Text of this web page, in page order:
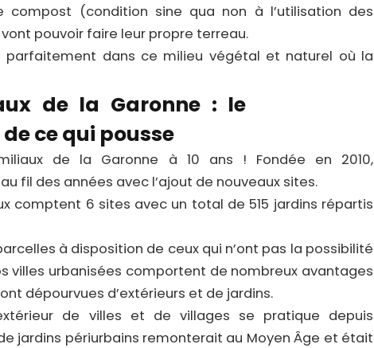
compost (condition sine qua non à l’utilisation des
pouvoir faire leur propre terreau.
dans ce milieu végétal et naturel où la
de la Garonne : le
ce qui pousse
de la Garonne à 10 ans ! Fondée en 2010,
fil des années avec l’ajout de nouveaux sites.
comptent 6 sites avec un total de 515 jardins répartis
à disposition de ceux qui n’ont pas la possibilité
villes urbanisées comportent de nombreux avantages
dépourvues d’extérieurs et de jardins.
de villes et de villages se pratique depuis
jardins périurbains remonterait au Moyen Âge et était